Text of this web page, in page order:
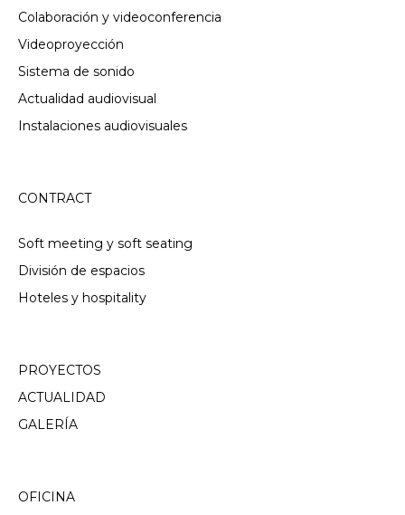
Colaboración y videoconferencia
Videoproyección
Sistema de sonido
Actualidad audiovisual
Instalaciones audiovisuales
CONTRACT
Soft meeting y soft seating
División de espacios
Hoteles y hospitality
PROYECTOS
ACTUALIDAD
GALERÍA
OFICINA